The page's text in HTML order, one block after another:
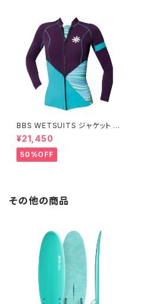
BBS WETSUITS ジャケット 2
mm【アウトレット】
¥21,450
50%OFF
その他の商品